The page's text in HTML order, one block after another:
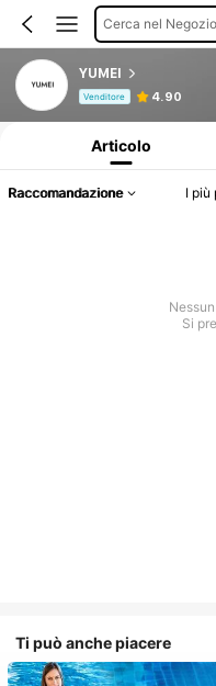
Cerca nel Negozio
YUMEI
Venditore 4.90
Articolo
Raccomandazione I più
Si
Ti può anche piacere